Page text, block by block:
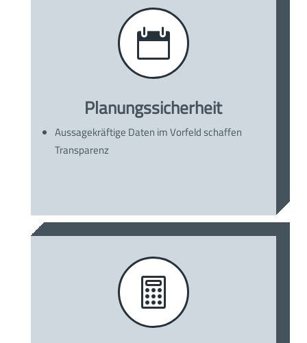

Planungssicherheit
Aussagekräftige Daten im Vorfeld schaffen
Transparenz
